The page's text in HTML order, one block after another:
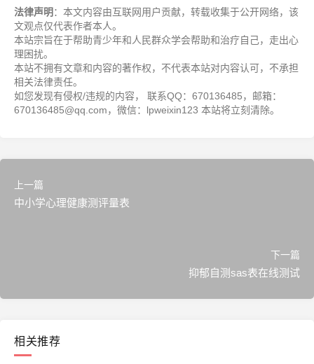
法律声明 ：本文内容由互联网用户贡献，转载收集于公开网络，该
文观点仅代表作者本人。
本站宗旨在于帮助青少年和人民群众学会帮助和治疗自己，走出心
理困扰。
本站不拥有文章和内容的著作权，不代表本站对内容认可，不承担
相关法律责任。
如您发现有侵权/违规的内容， 联系QQ：670136485，邮箱：
670136485@qq.com，微信：lpweixin123 本站将立刻清除。
上一篇
中小学心理健康测评量表
下一篇
抑郁自测sas表在线测试
相关推荐